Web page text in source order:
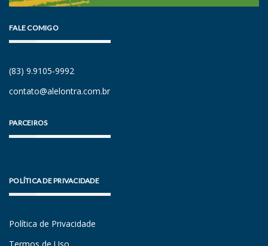
FALE COMIGO
(83) 9.9105-9992
contato@alelontra.com.br
PARCEIROS
POLÍTICA DE PRIVACIDADE
Política de Privacidade
Termos de Uso